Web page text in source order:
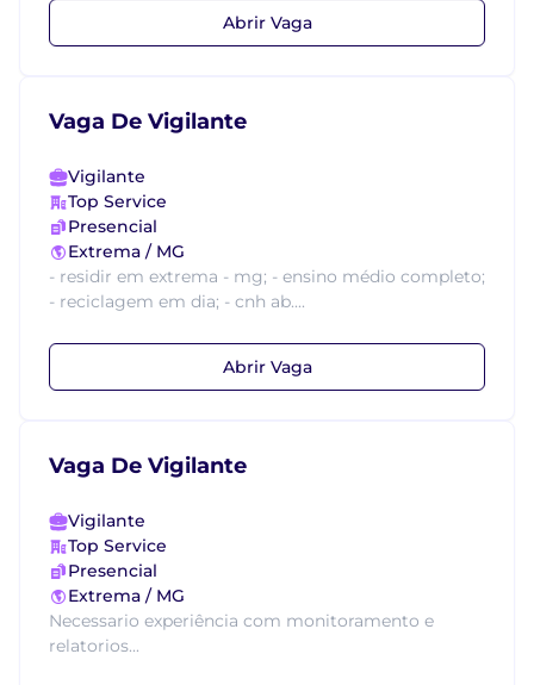
Abrir Vaga
Vaga De Vigilante
Vigilante
Top Service
Presencial
Extrema / MG
- residir em extrema - mg; - ensino médio completo;
- reciclagem em dia; - cnh ab....
Abrir Vaga
Vaga De Vigilante
Vigilante
Top Service
Presencial
Extrema / MG
Necessario experiência com monitoramento e
relatorios...